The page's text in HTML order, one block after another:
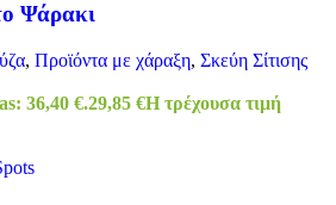
Ψάρακι
, Προϊόντα με χάραξη, Σκεύη Σίτισης
36,40 €.29,85 €Η τρέχουσα τιμή